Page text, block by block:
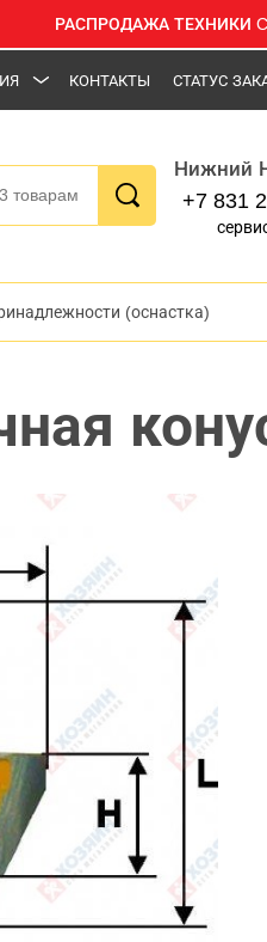
РАСПРОДАЖА ТЕХНИКИ
КОНТАКТЫ СТАТУС
Нижний
+7 831
(оснастка)